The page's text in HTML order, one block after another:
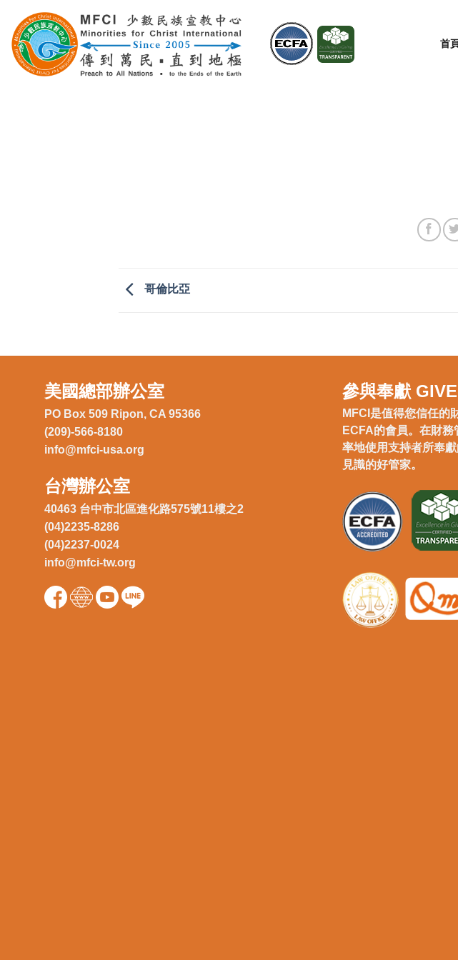
content
首
哥倫比亞
美國總部辦公室
PO Box 509 Ripon, CA 95366
(209)-566-8180
info@mfci-usa.org
台灣辦公室
40463 台中市北區進化路575號11樓之2
(04)2235-8286
(04)2237-0024
info@mfci-tw.org
參與奉獻 GIVE
MFCI是值得您信任的
ECFA的會員。在財
率地使用支持者所奉
見識的好管家。